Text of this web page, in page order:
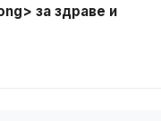
за здраве и